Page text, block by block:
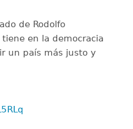
de Rodolfo
en la democracia
un país más justo y